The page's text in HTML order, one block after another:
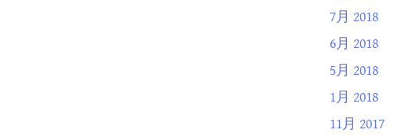
7月 2018
6月 2018
5月 2018
1月 2018
11月 2017